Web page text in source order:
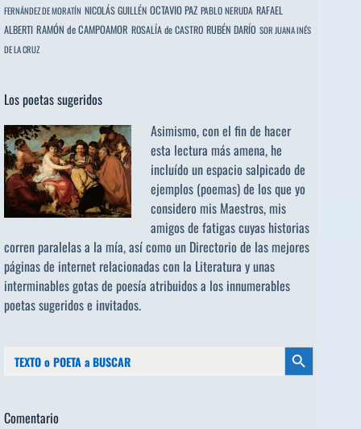
FERNÁNDEZ DE MORATÍN NICOLÁS GUILLÉN OCTAVIO PAZ PABLO NERUDA RAFAEL
ALBERTI RAMÓN de CAMPOAMOR ROSALÍA de CASTRO RUBÉN DARÍO SOR JUANA INÉS
DE LA CRUZ
Los poetas sugeridos
Asimismo, con el fin de hacer
esta lectura más amena, he
incluído un espacio salpicado de
ejemplos (poemas) de los que yo
considero mis Maestros, mis
amigos de fatigas cuyas historias
corren paralelas a la mía, así como un Directorio de las mejores
páginas de internet relacionadas con la Literatura y unas
interminables gotas de poesía atribuidos a los innumerables
poetas sugeridose invitados.
Botón de búsqueda
Comentario